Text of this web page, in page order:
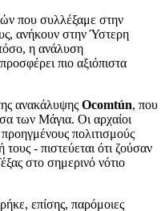
που συλλέξαμε στην
ανήκουν στην Ύστερη
η ανάλυση
πιο αξιόπιστα
ανακάλυψης Ocomtún, που
των Μάγια. Οι αρχαίοι
πολιτισμούς
- πιστεύεται ότι ζούσαν
στο σημερινό νότιο
επίσης, παρόμοιες